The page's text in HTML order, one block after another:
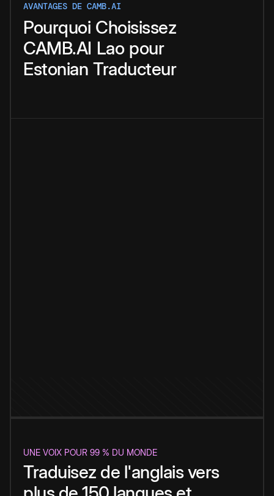
AVANTAGES DE CAMB.AI
Pourquoi Choisissez
CAMB.AI Lao pour
Estonian Traducteur
UNE VOIX POUR 99 % DU MONDE
Traduisez de l'anglais vers